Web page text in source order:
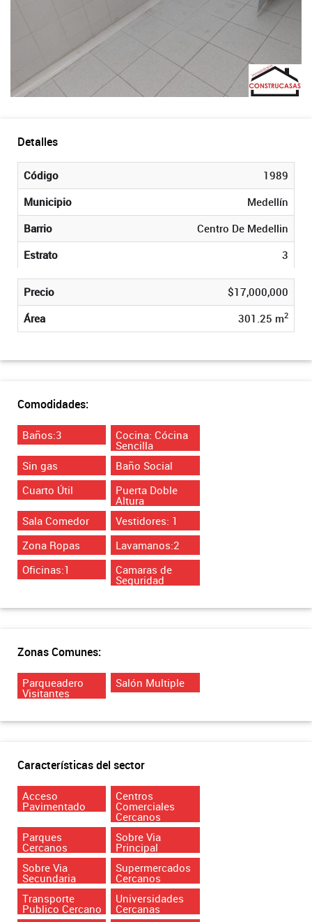
Detalles
Código
1989
Municipio
Medellín
Barrio
Centro De Medellin
Estrato
3
Precio
$17,000,000
Área
301.25 m2
Comodidades:
Baños:3 Cocina: Cócina
Sencilla
Sin gas
Baño Social
Cuarto Útil
Puerta Doble
Altura
Sala Comedor
Vestidores: 1
Zona Ropas
Lavamanos:2
Oficinas:1
Camaras de
Seguridad
Zonas Comunes:
Parqueadero
Visitantes
Salón Multiple
Características del sector
Acceso
Pavimentado
Centros
Comerciales
Cercanos
Parques
Cercanos
Sobre Via
Principal
Sobre Via
Secundaria
Supermercados
Cercanos
Transporte
Publico Cercano
Universidades
Cercanas